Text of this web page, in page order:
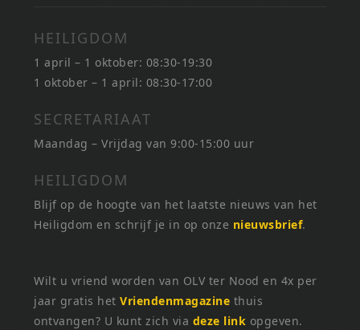
HEILIGDOM
1 april – 1 oktober: 08:30-19:30
1 oktober – 1 april: 08:30-17:00
SECRETARIAAT
Maandag – Vrijdag van 9:00-15:00 uur
HEILIGDOM
Blijf op de hoogte van het laatste nieuws van het
Heiligdom en schrijf je in op onze nieuwsbrief.
Wilt u vriend worden van OLV ter Nood en 4x per
jaar gratis hetVriendenmagazine thuis
ontvangen? U kunt zich via deze link opgeven.